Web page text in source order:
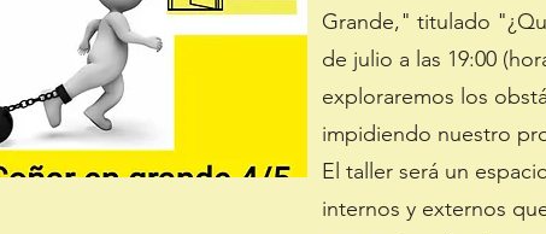
Grande," titulado
de julio a las 19:00
exploraremos los
impidiendo nuestro
El taller será un
internos y externos